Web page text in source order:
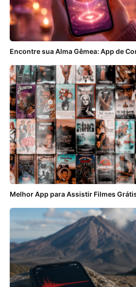
Encontre sua Alma Gêmea: App de
Melhor App para Assistir Filmes